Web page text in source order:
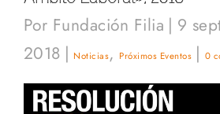
Por Fundación Filia | 9
2018 | Noticias, Próximos Eventos | 0